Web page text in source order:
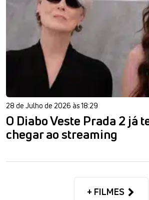
28 de Julho de 2026 às 18:29
O Diabo Veste Prada 2 já
chegar ao streaming
+ FILMES